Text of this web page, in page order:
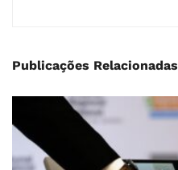
Publicações Relacionadas